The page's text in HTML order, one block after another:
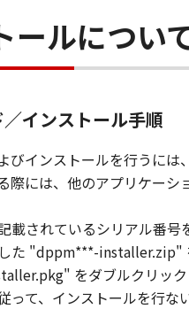
ールについ
インストール手順
びインストールを行うには
際には、他のアプリケーシ
載されているシリアル番
た "dppm***-installer.zip"
をダブルクリック
って、インストールを行ない